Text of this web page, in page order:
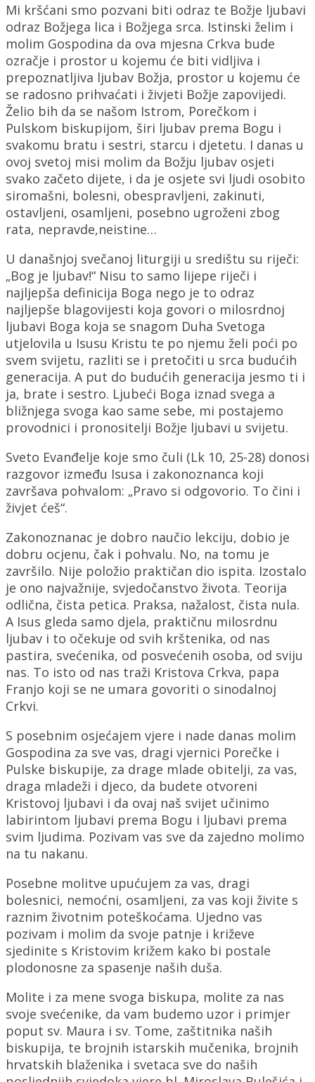
Mi kršćani smo pozvani biti odraz te Božje ljubavi
odraz Božjega lica i Božjega srca. Istinski želim i
molim Gospodina da ova mjesna Crkva bude
ozračje i prostor u kojemu će biti vidljiva i
prepoznatljiva ljubav Božja, prostor u kojemu će
se radosno prihvaćati i živjeti Božje zapovijedi.
Želio bih da se našom Istrom, Porečkom i
Pulskom biskupijom, širi ljubav prema Bogu i
svakomu bratu i sestri, starcu i djetetu. I danas u
ovoj svetoj misi molim da Božju ljubav osjeti
svako začeto dijete, i da je osjete svi ljudi osobito
siromašni, bolesni, obespravljeni, zakinuti,
ostavljeni, osamljeni, posebno ugroženi zbog
rata, nepravde,neistine…
U današnjoj svečanoj liturgiji u središtu su riječi:
„Bog je ljubav!“ Nisu to samo lijepe riječi i
najljepša definicija Boga nego je to odraz
najljepše blagovijesti koja govori o milosrdnoj
ljubavi Boga koja se snagom Duha Svetoga
utjelovila u Isusu Kristu te po njemu želi poći po
svem svijetu, razliti se i pretočiti u srca budućih
generacija. A put do budućih generacija jesmo ti i
ja, brate i sestro. Ljubeći Boga iznad svega a
bližnjega svoga kao same sebe, mi postajemo
provodnici i pronositelji Božje ljubavi u svijetu.
Sveto Evanđelje koje smo čuli (Lk 10, 25-28) donosi
razgovor između Isusa i zakonoznanca koji
završava pohvalom: „Pravo si odgovorio. To čini i
živjet ćeš“.
Zakonoznanac je dobro naučio lekciju, dobio je
dobru ocjenu, čak i pohvalu. No, na tomu je
završilo. Nije položio praktičan dio ispita. Izostalo
je ono najvažnije, svjedočanstvo života. Teorija
odlična, čista petica. Praksa, nažalost, čista nula.
A Isus gleda samo djela, praktičnu milosrdnu
ljubav i to očekuje od svih krštenika, od nas
pastira, svećenika, od posvećenih osoba, od sviju
nas. To isto od nas traži Kristova Crkva, papa
Franjo koji se ne umara govoriti o sinodalnoj
Crkvi.
S posebnim osjećajem vjere i nade danas molim
Gospodina za sve vas, dragi vjernici Porečke i
Pulske biskupije, za drage mlade obitelji, za vas,
draga mladeži i djeco, da budete otvoreni
Kristovoj ljubavi i da ovaj naš svijet učinimo
labirintom ljubavi prema Bogu i ljubavi prema
svim ljudima. Pozivam vas sve da zajedno molimo
na tu nakanu.
Posebne molitve upućujem za vas, dragi
bolesnici, nemoćni, osamljeni, za vas koji živite s
raznim životnim poteškoćama. Ujedno vas
pozivam i molim da svoje patnje i križeve
sjedinite s Kristovim križem kako bi postale
plodonosne za spasenje naših duša.
Molite i za mene svoga biskupa, molite za nas
svoje svećenike, da vam budemo uzor i primjer
poput sv. Maura i sv. Tome, zaštitnika naših
biskupija, te brojnih istarskih mučenika, brojnih
hrvatskih blaženika i svetaca sve do naših